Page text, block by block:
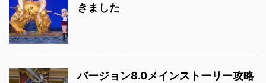
きました
バージョン8.0メインストーリー攻略